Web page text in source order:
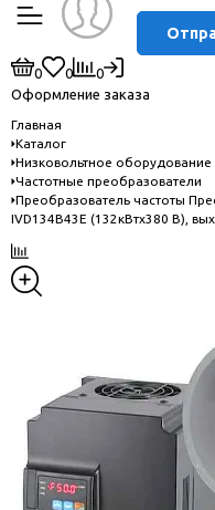
0 0
0
Оформление заказа
Главная
Каталог
Низковольтное оборудование
Частотные преобразователи
Преобразователь частоты
IVD134B43E (132кВтx380 В),